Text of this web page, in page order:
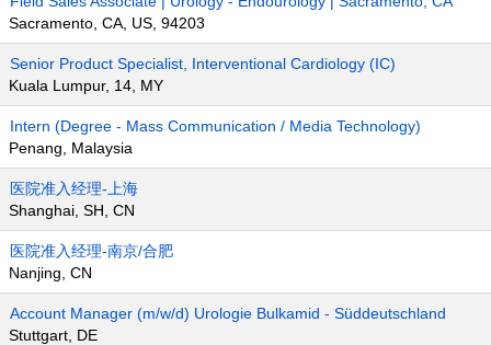
Sacramento, CA, US, 94203
Senior Product Specialist, Interventional Cardiology (IC)
Kuala Lumpur, 14, MY
Intern (Degree - Mass Communication / Media Technology)
Penang, Malaysia
医院准入经理-上海
Shanghai, SH, CN
医院准入经理-南京/合肥
Nanjing, CN
Account Manager (m/w/d) Urologie Bulkamid - Süddeutschland
Stuttgart, DE